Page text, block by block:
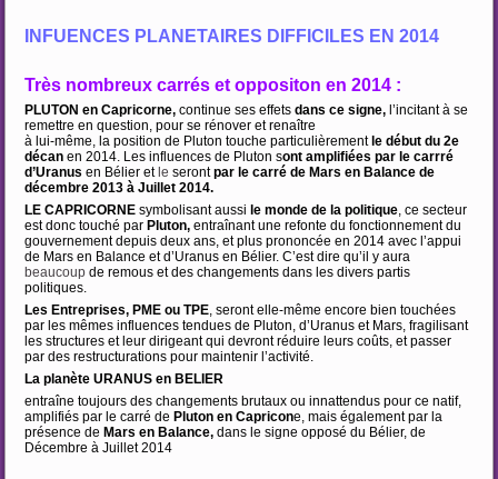
INFUENCES PLANETAIRES DIFFICILES EN 2014
Très nombreux carrés et oppositon en 2014 :
PLUTON en Capricorne,continue ses effetsdans ce signe, l’incitant à se
remettre en question, pour se rénover et renaître
à lui-même, la position de Pluton touche particulièrement le début du 2e
décanen 2014. Les influences de Pluton sont amplifiées par le carrré
d’Uranus en Bélier etle serontpar le carré de Mars en Balance de
décembre 2013 à Juillet 2014.
LE CAPRICORNE symbolisant aussi le monde de la politique, ce secteur
est donc touché par Pluton, entraînant une refonte du fonctionnement du
gouvernement depuis deux ans, et plus prononcée en 2014 avec l’appui
de Mars en Balance et d’Uranus en Bélier. C’est dire qu’il y aura
beaucoup de remous et des changements dans les divers partis
politiques.
Les Entreprises, PME ou TPE, seront elle-même encore bien touchées
par les mêmes influences tendues de Pluton, d’Uranus et Mars, fragilisant
les structures et leur dirigeant qui devront réduire leurs coûts, et passer
par des restructurations pour maintenir l’activité.
La planète URANUS en BELIER
entraîne toujours des changements brutaux ou innattendus pour ce natif,
amplifiés par le carré de Pluton en Capricone, mais également par la
présence de Mars en Balance,dans le signe opposé du Bélier, de
Décembre à Juillet 2014